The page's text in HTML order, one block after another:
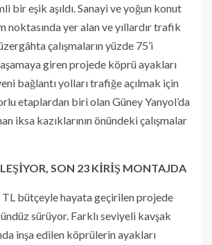
bir eşik aşıldı. Sanayi ve yoğun konut
noktasında yer alan ve yıllardır trafik
çalışmaların yüzde 75’i
giren projede köprü ayakları
bağlantı yolları trafiğe açılmak için
etaplardan biri olan Güney Yanyol’da
iksa kazıklarının önündeki çalışmalar
SON 23 KİRİŞ MONTAJDA
TL bütçeyle hayata geçirilen projede
sürüyor. Farklı seviyeli kavşak
inşa edilen köprülerin ayakları